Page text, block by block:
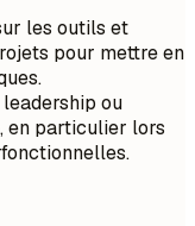
les outils et
pour mettre en
ou
en particulier lors